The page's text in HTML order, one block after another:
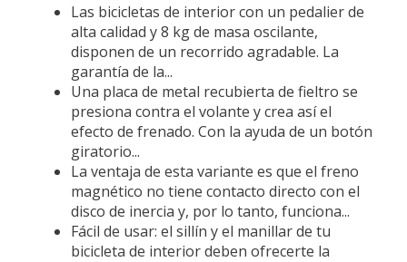
Las bicicletas de interior con un pedalier de
alta calidad y 8 kg de masa oscilante,
disponen de un recorrido agradable. La
garantía de la...
Una placa de metal recubierta de fieltro se
presiona contra el volante y crea así el
efecto de frenado. Con la ayuda de un botón
giratorio...
La ventaja de esta variante es que el freno
magnético no tiene contacto directo con el
disco de inercia y, por lo tanto, funciona...
Fácil de usar: el sillín y el manillar de tu
bicicleta de interior deben ofrecerte la